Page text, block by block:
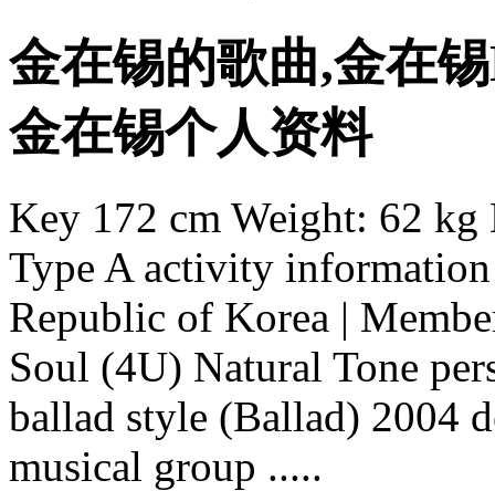
金在锡的歌曲,金在
金在锡个人资料
Key 172 cm Weight: 62
Type A activity
Republic of Korea |
Soul (4U) Natural Tone
ballad style (Ballad) 2004
musical group .....